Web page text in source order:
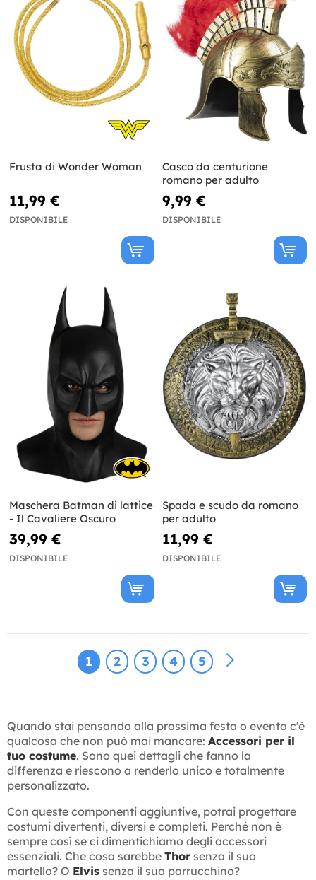
Frusta di Wonder Woman
11,99 €
DISPONIBILE
Casco da centurione
romano per adulto
9,99 €
DISPONIBILE
Maschera Batman di lattice
- Il Cavaliere Oscuro
39,99 €
DISPONIBILE
Spada e scudo da romano
per adulto
11,99 €
DISPONIBILE
1 2 3 4 5
Quando stai pensando alla prossima festa o evento c'è
qualcosa che non può mai mancare: Accessori per il
tuo costume. Sono quei dettagli che fanno la
differenza e riescono a renderlo unico e totalmente
personalizzato.
Con queste componenti aggiuntive, potrai progettare
costumi divertenti, diversi e completi. Perché non è
sempre così se ci dimentichiamo degli accessori
essenziali. Che cosa sarebbe Thor senza il suo
martello? O Elvis senza il suo parrucchino?